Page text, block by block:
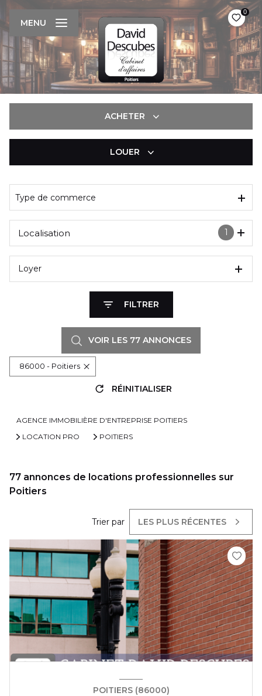
0
MENU
ACHETER
LOUER
Type de commerce
1
Localisation
Loyer
FILTRER
VOIR LES 77 ANNONCES
86000 - Poitiers
RÉINITIALISER
AGENCE IMMOBILIÈRE D'ENTREPRISE POITIERS
LOCATION PRO
POITIERS
77 annonces de locations professionnelles sur
Poitiers
Trier par LES PLUS RÉCENTES
POITIERS (86000)